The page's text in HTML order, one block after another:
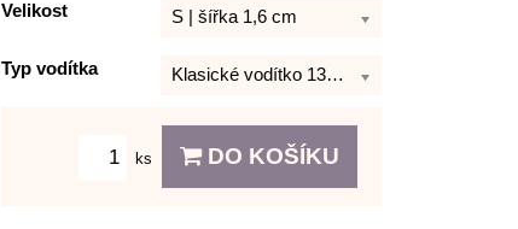
Velikost S | šířka 1,6 cm
Typ vodítka Klasické vodítko 130 cm
ks DO KOŠÍKU